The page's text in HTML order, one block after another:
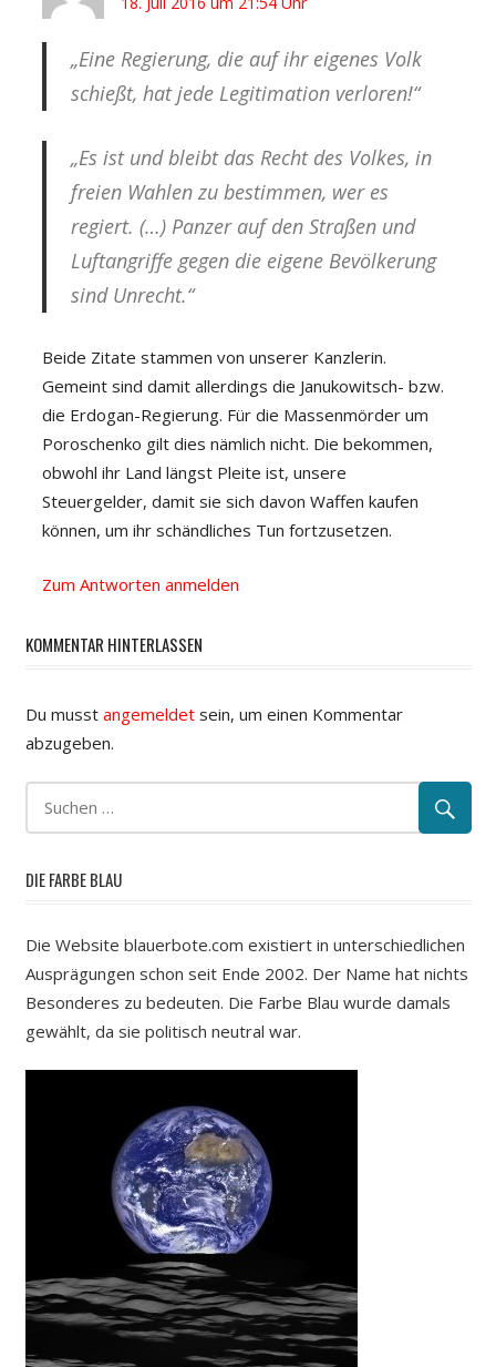
„Eine Regierung, die auf ihr eigenes Volk
schießt, hat jede Legitimation verloren!“
„Es ist und bleibt das Recht des Volkes, in
freien Wahlen zu bestimmen, wer es
regiert. (…) Panzer auf den Straßen und
Luftangriffe gegen die eigene Bevölkerung
sind Unrecht.“
Beide Zitate stammen von unserer Kanzlerin.
Gemeint sind damit allerdings die Janukowitsch- bzw.
die Erdogan-Regierung. Für die Massenmörder um
Poroschenko gilt dies nämlich nicht. Die bekommen,
obwohl ihr Land längst Pleite ist, unsere
Steuergelder, damit sie sich davon Waffen kaufen
können, um ihr schändliches Tun fortzusetzen.
Zum Antworten anmelden
KOMMENTAR HINTERLASSEN
Du musst angemeldetsein, um einen Kommentar
abzugeben.
DIE FARBE BLAU
Die Website blauerbote.com existiert in unterschiedlichen
Ausprägungen schon seit Ende 2002. Der Name hat nichts
Besonderes zu bedeuten. Die Farbe Blau wurde damals
gewählt, da sie politisch neutral war.